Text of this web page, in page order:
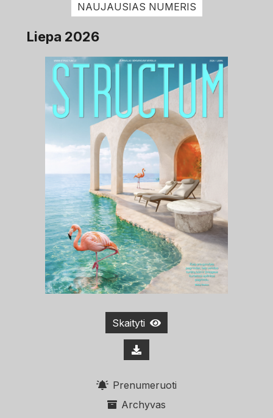
NAUJAUSIAS NUMERIS
Liepa 2026
Skaityti
Prenumeruoti
Archyvas